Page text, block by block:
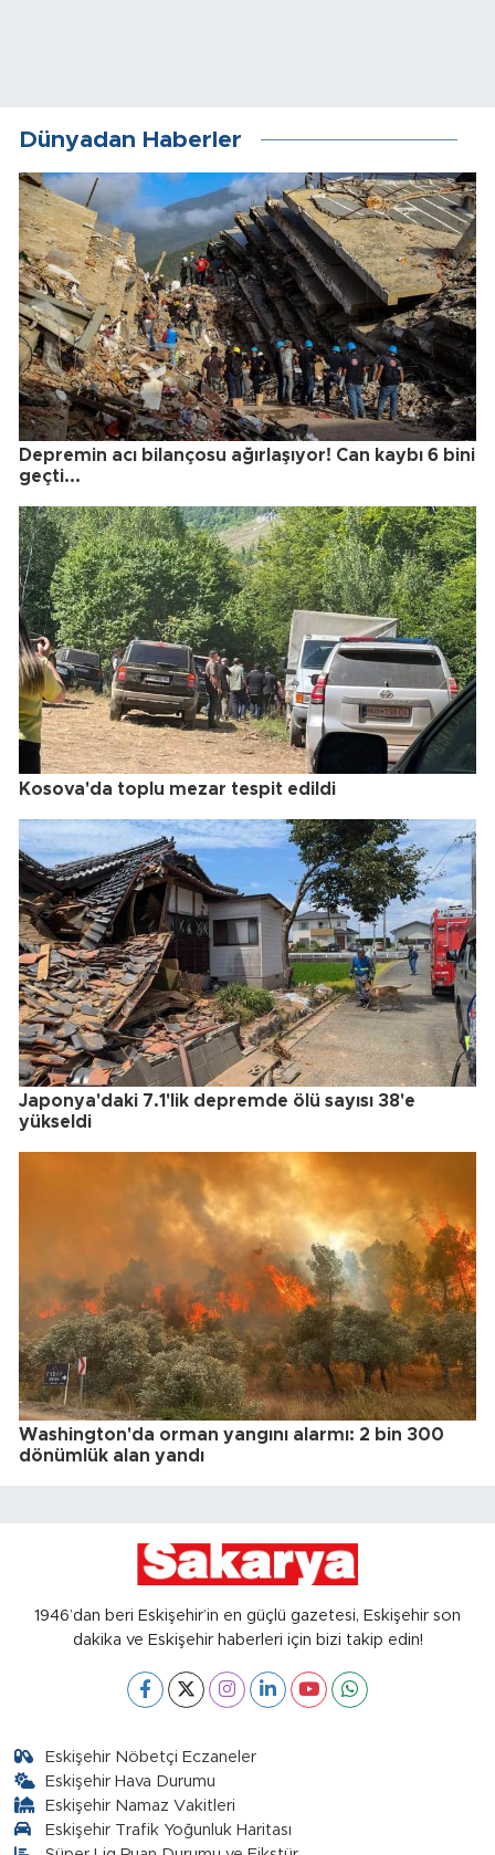
Dünyadan Haberler
Depremin acı bilançosu ağırlaşıyor! Can kaybı 6 bini
geçti...
Kosova'da toplu mezar tespit edildi
Japonya'daki 7.1'lik depremde ölü sayısı 38'e
yükseldi
Washington'da orman yangını alarmı: 2 bin 300
dönümlük alan yandı
1946’dan beri Eskişehir’in en güçlü gazetesi, Eskişehir son
dakika ve Eskişehir haberleri için bizi takip edin!
Eskişehir Nöbetçi Eczaneler
Eskişehir Hava Durumu
Eskişehir Namaz Vakitleri
Eskişehir Trafik Yoğunluk Haritası